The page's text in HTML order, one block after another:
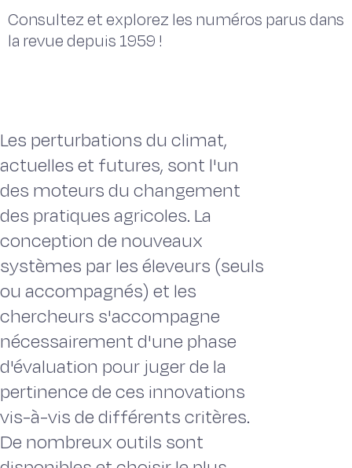
Consultez et explorez les numéros parus dans
la revue depuis 1959 !
Les perturbations du climat,
actuelles et futures, sont l'un
des moteurs du changement
des pratiques agricoles. La
conception de nouveaux
systèmes par les éleveurs (seuls
ou accompagnés) et les
chercheurs s'accompagne
nécessairement d'une phase
d'évaluation pour juger de la
pertinence de ces innovations
vis-à-vis de différents critères.
De nombreux outils sont